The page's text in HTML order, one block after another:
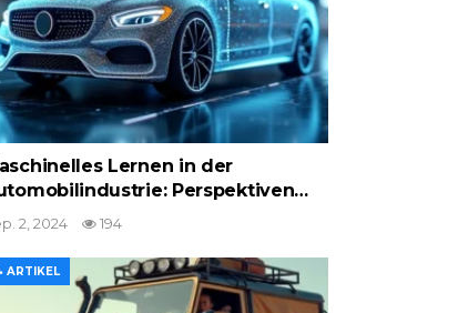
Lernen in der
Perspektiven…
2, 2024 194
ARTIKEL